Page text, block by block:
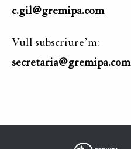
c.gil@gremipa.com
Vull subscriure’m:
secretaria@gremipa.com